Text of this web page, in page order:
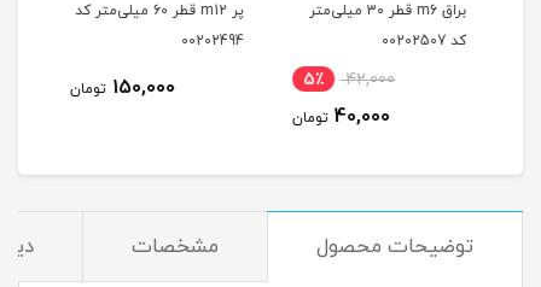
براق m6 قطر 30 میلی‌متر
کد 00202507
42,000 5٪
40,000 تومان
پر m12 قطر 60 میلی‌متر کد
00202494
150,000 تومان
توضیحات محصول مشخصات